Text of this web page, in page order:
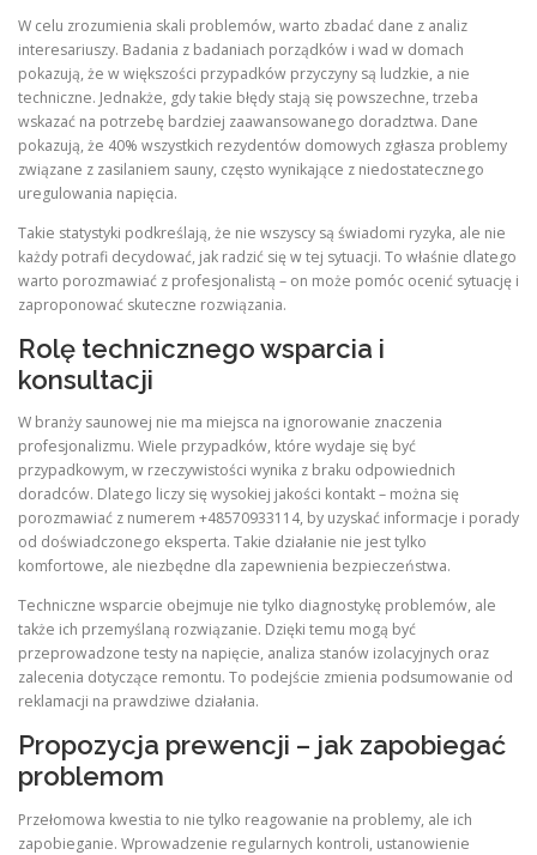
W celu zrozumienia skali problemów, warto zbadać dane z analiz
interesariuszy. Badania z badaniach porządków i wad w domach
pokazują, że w większości przypadków przyczyny są ludzkie, a nie
techniczne. Jednakże, gdy takie błędy stają się powszechne, trzeba
wskazać na potrzebę bardziej zaawansowanego doradztwa. Dane
pokazują, że 40% wszystkich rezydentów domowych zgłasza problemy
związane z zasilaniem sauny, często wynikające z niedostatecznego
uregulowania napięcia.
Takie statystyki podkreślają, że nie wszyscy są świadomi ryzyka, ale nie
każdy potrafi decydować, jak radzić się w tej sytuacji. To właśnie dlatego
warto porozmawiać z profesjonalistą – on może pomóc ocenić sytuację i
zaproponować skuteczne rozwiązania.
Rolę technicznego wsparcia i
konsultacji
W branży saunowej nie ma miejsca na ignorowanie znaczenia
profesjonalizmu. Wiele przypadków, które wydaje się być
przypadkowym, w rzeczywistości wynika z braku odpowiednich
doradców. Dlatego liczy się wysokiej jakości kontakt – można się
porozmawiać z numerem +48570933114, by uzyskać informacje i porady
od doświadczonego eksperta. Takie działanie nie jest tylko
komfortowe, ale niezbędne dla zapewnienia bezpieczeństwa.
Techniczne wsparcie obejmuje nie tylko diagnostykę problemów, ale
także ich przemyślaną rozwiązanie. Dzięki temu mogą być
przeprowadzone testy na napięcie, analiza stanów izolacyjnych oraz
zalecenia dotyczące remontu. To podejście zmienia podsumowanie od
reklamacji na prawdziwe działania.
Propozycja prewencji – jak zapobiegać
problemom
Przełomowa kwestia to nie tylko reagowanie na problemy, ale ich
zapobieganie. Wprowadzenie regularnych kontroli, ustanowienie